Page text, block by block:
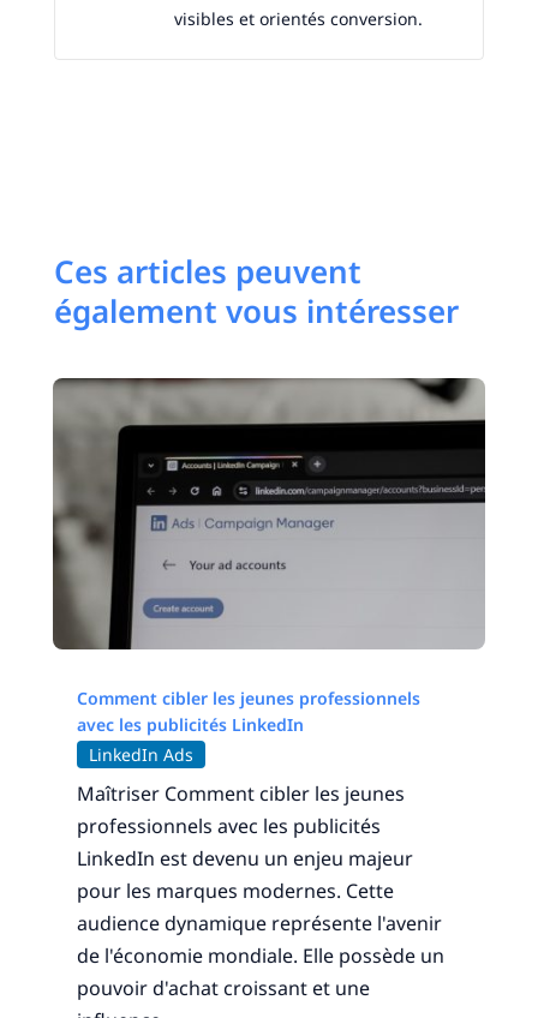
visibles et orientés conversion.
Ces articles peuvent
également vous intéresser
Comment cibler les jeunes professionnels
avec les publicités LinkedIn
LinkedIn Ads
Maîtriser Comment cibler les jeunes
professionnels avec les publicités
LinkedIn est devenu un enjeu majeur
pour les marques modernes. Cette
audience dynamique représente l'avenir
de l'économie mondiale. Elle possède un
pouvoir d'achat croissant et une